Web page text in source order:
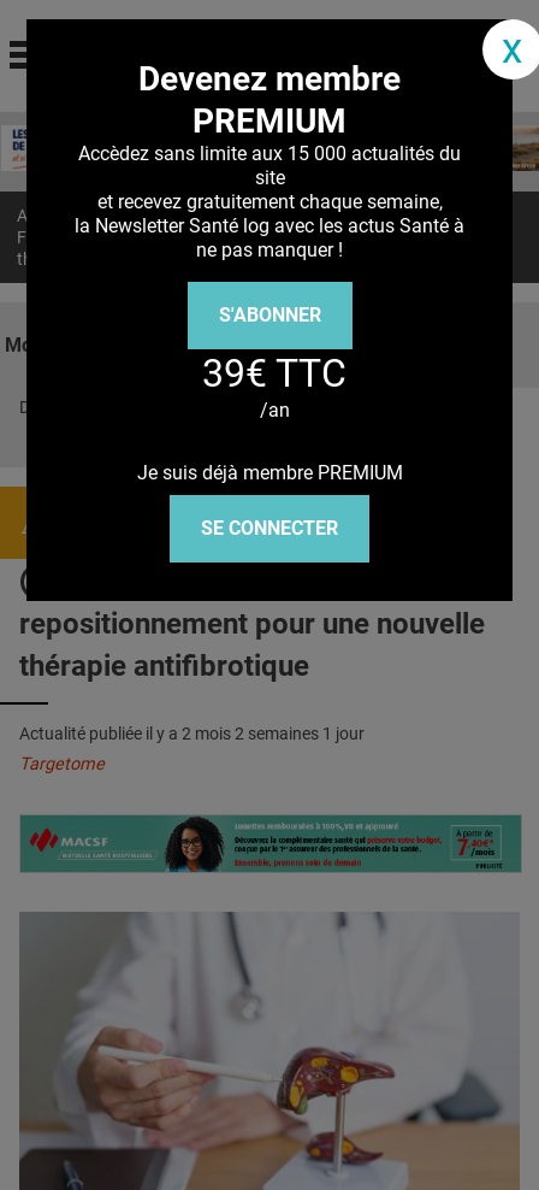
Jump to navigation
La communauté des professionnels de santé
MON COMPTE
S'ABONNER À LA REVUE SOIN À DOMICILE
E-REVUE SAD
PUBLICITÉ
CRÉDITS
Accueil > Actualités
FIBROSE HÉPATIQUE : Un repositionnement pour une nouvelle
thérapie antifibrotique
Mots clés
Découvrez nos réseaux sociaux
Actualités
repositionnement pour une nouvelle
thérapie antifibrotique
Actualité publiée il y a 2 mois 2 semaines 1 jour
Targetome
x
Devenez membre
PREMIUM
Accèdez sans limite aux 15 000 actualités du
site
et recevez gratuitement chaque semaine,
la Newsletter Santé log avec les actus Santé à
ne pas manquer !
S'ABONNER
39€ TTC
/an
Je suis déjà membre PREMIUM
SE CONNECTER